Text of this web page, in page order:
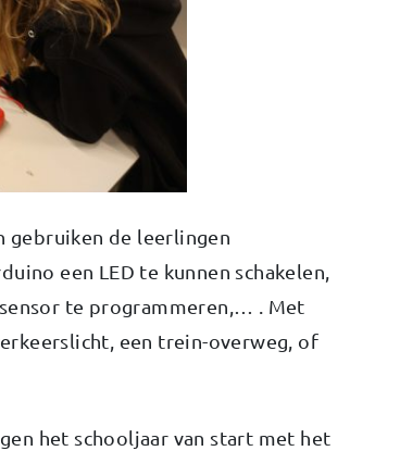
gebruiken de leerlingen
een LED te kunnen schakelen,
te programmeren,… . Met
een trein-overweg, of
het schooljaar van start met het